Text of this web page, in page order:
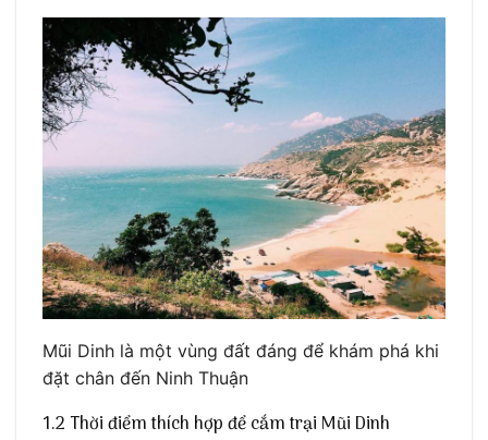
Mũi Dinh là một vùng đất đáng để khám phá khi
đặt chân đến Ninh Thuận
1.2 Thời điểm thích hợp để cắm trại Mũi Dinh